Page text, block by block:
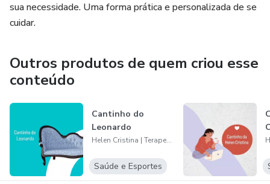
sua necessidade. Uma forma prática e personalizada de se
cuidar.
Outros produtos de quem criou esse
conteúdo
Cantinho do
Leonardo
Helen Cristina | Terapeuta Energética
Saúde e Esportes